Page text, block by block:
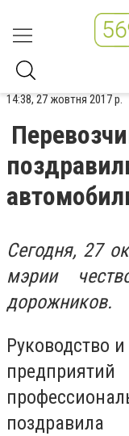
14:38, 27 жовтня 2017 р.
Сегодня, 27
мэрии
дорожников.
Руководство
поздравила